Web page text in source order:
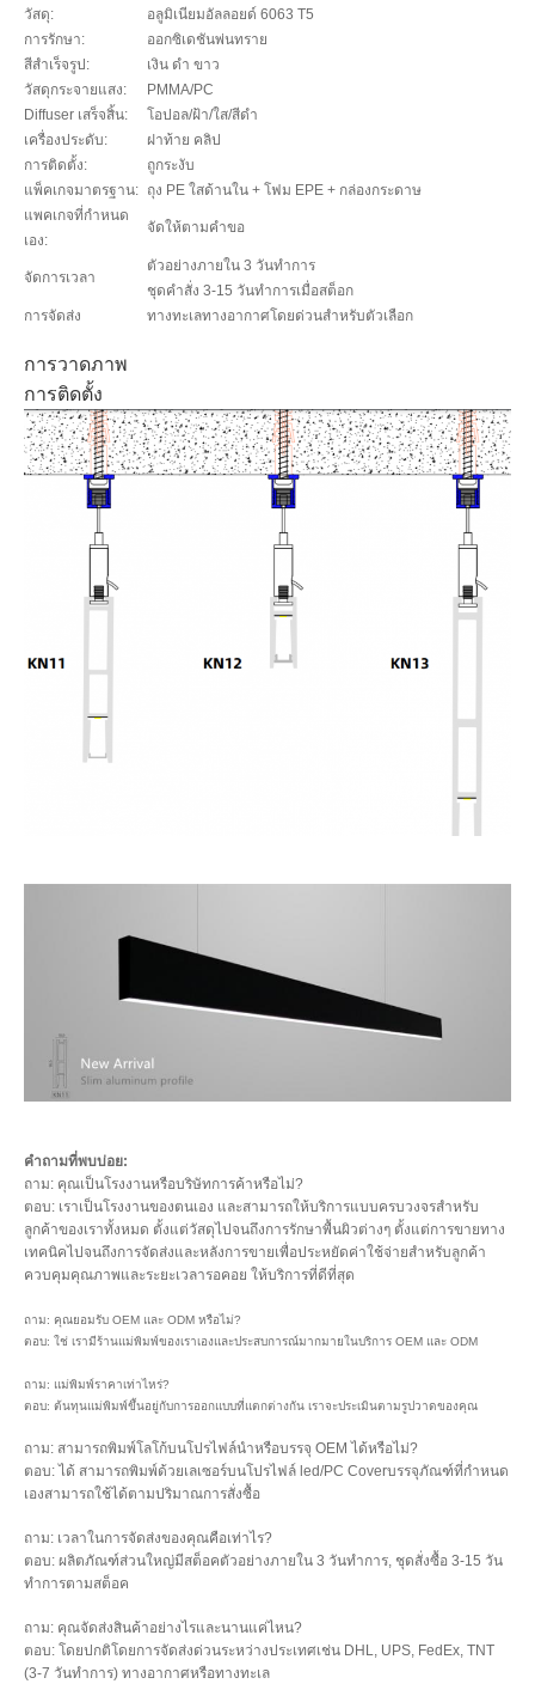
วัสดุ:
อลูมิเนียมอัลลอยด์ 6063 T5
การรักษา:
ออกซิเดชันพ่นทราย
สีสำเร็จรูป:
เงิน ดำ ขาว
วัสดุกระจายแสง:
PMMA/PC
Diffuser เสร็จสิ้น:
โอปอล/ฝ้า/ใส/สีดำ
เครื่องประดับ:
ฝาท้าย คลิป
การติดตั้ง:
ถูกระงับ
แพ็คเกจมาตรฐาน: ถุง PE ใสด้านใน + โฟม EPE + กล่องกระดาษ
แพคเกจที่กำหนด
เอง:
จัดให้ตามคำขอ
จัดการเวลา
ตัวอย่างภายใน 3 วันทำการ
ชุดคำสั่ง 3-15 วันทำการเมื่อสต็อก
การจัดส่ง
ทางทะเลทางอากาศโดยด่วนสำหรับตัวเลือก
การวาดภาพ
การติดตั้ง
คำถามที่พบบ่อย:
ถาม: คุณเป็นโรงงานหรือบริษัทการค้าหรือไม่?
ตอบ: เราเป็นโรงงานของตนเอง และสามารถให้บริการแบบครบวงจรสำหรับ
ลูกค้าของเราทั้งหมด ตั้งแต่วัสดุไปจนถึงการรักษาพื้นผิวต่างๆ ตั้งแต่การขายทาง
เทคนิคไปจนถึงการจัดส่งและหลังการขายเพื่อประหยัดค่าใช้จ่ายสำหรับลูกค้า
ควบคุมคุณภาพและระยะเวลารอคอย ให้บริการที่ดีที่สุด
ถาม: คุณยอมรับ OEM และ ODM หรือไม่?
ตอบ: ใช่ เรามีร้านแม่พิมพ์ของเราเองและประสบการณ์มากมายในบริการ OEM และ ODM
ถาม: แม่พิมพ์ราคาเท่าไหร่?
ตอบ: ต้นทุนแม่พิมพ์ขึ้นอยู่กับการออกแบบที่แตกต่างกัน เราจะประเมินตามรูปวาดของคุณ
ถาม: สามารถพิมพ์โลโก้บนโปรไฟล์นำหรือบรรจุ OEM ได้หรือไม่?
ตอบ: ได้ สามารถพิมพ์ด้วยเลเซอร์บนโปรไฟล์ led/PC Coverบรรจุภัณฑ์ที่กำหนด
เองสามารถใช้ได้ตามปริมาณการสั่งซื้อ
ถาม: เวลาในการจัดส่งของคุณคือเท่าไร?
ตอบ: ผลิตภัณฑ์ส่วนใหญ่มีสต็อคตัวอย่างภายใน 3 วันทำการ, ชุดสั่งซื้อ 3-15 วัน
ทำการตามสต็อค
ถาม: คุณจัดส่งสินค้าอย่างไรและนานแค่ไหน?
ตอบ: โดยปกติโดยการจัดส่งด่วนระหว่างประเทศเช่น DHL, UPS, FedEx, TNT
(3-7 วันทำการ) ทางอากาศหรือทางทะเล